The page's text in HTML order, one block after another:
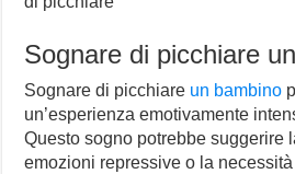
Sognare di picchiare
Sognare di picchiare un bambino
un’esperienza emotivamente
Questo sogno potrebbe suggerire
emozioni repressive o la